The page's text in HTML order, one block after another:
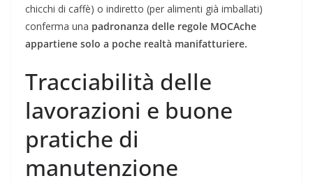
chicchi di caffè) o indiretto (per alimenti già imballati)
conferma una padronanza delle regole MOCAche
appartiene solo a poche realtà manifatturiere.
Tracciabilità delle
lavorazioni e buone
pratiche di
manutenzione